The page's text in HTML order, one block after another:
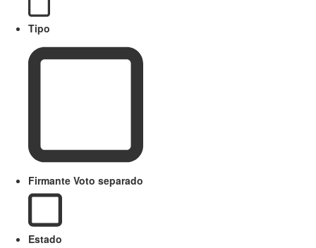
Tipo
Firmante Voto separado
Estado